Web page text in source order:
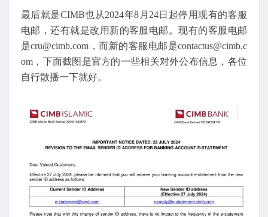
最后就是CIMB也从2024年8月24日起停用现有的客服
电邮，还有就是改用新的客服电邮。现有的客服电邮
是cru@cimb.com，而新的客服电邮是contactus@cimb.c
om，下面截图是官方的一些相关对外公布信息，各位
自行散播一下就好。